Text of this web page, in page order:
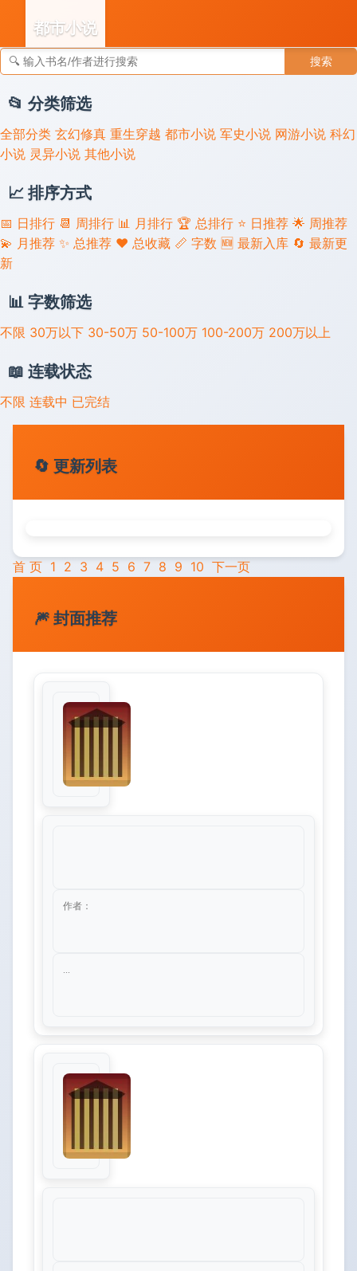
都市小说
搜索
📂 分类筛选
全部分类 玄幻修真 重生穿越 都市小说 军史小说 网游小说 科幻
小说 灵异小说 其他小说
📈 排序方式
📅 日排行 📆 周排行 📊 月排行 🏆 总排行 ⭐ 日推荐 🌟 周推荐
💫 月推荐 ✨ 总推荐 ❤️ 总收藏 📏 字数 🆕 最新入库 🔄 最新更
新
📊 字数筛选
不限 30万以下 30-50万 50-100万 100-200万 200万以上
📖 连载状态
不限 连载中 已完结
🔄 更新列表
首 页 1 2 3 4 5 6 7 8 9 10 下一页
🎆 封面推荐
作者：
...